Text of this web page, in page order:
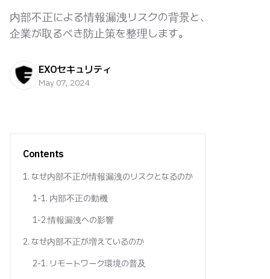
内部不正による情報漏洩リスクの背景と、
企業が取るべき防止策を整理します。
EXOセキュリティ
May 07, 2024
Contents
1. なぜ内部不正が情報漏洩のリスクとなるのか
1-1. 内部不正の動機
1-2.情報漏洩への影響
2. なぜ内部不正が増えているのか
2-1. リモートワーク環境の普及